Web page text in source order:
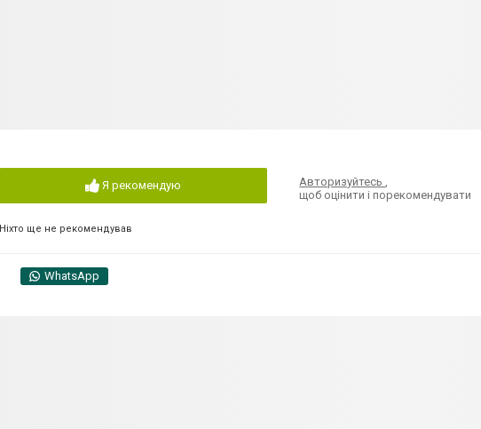
Я рекомендую
Ніхто ще не рекомендував
Авторизуйтесь
щоб оцінити і порекомендувати
WhatsApp